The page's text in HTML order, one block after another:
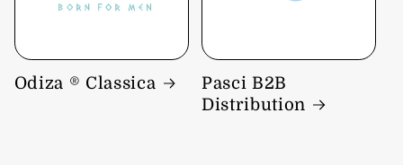
Odiza ® Classica
Pasci B2B
Distribution